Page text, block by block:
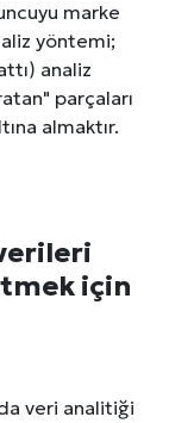
marke
yöntemi;
analiz
parçaları
almaktır.
için
veri analitiği